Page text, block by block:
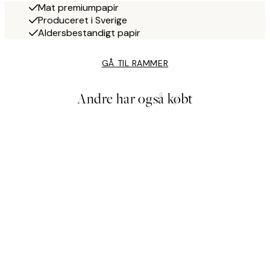
Mat premiumpapir
Produceret i Sverige
Aldersbestandigt papir
GÅ TIL RAMMER
Andre har også købt